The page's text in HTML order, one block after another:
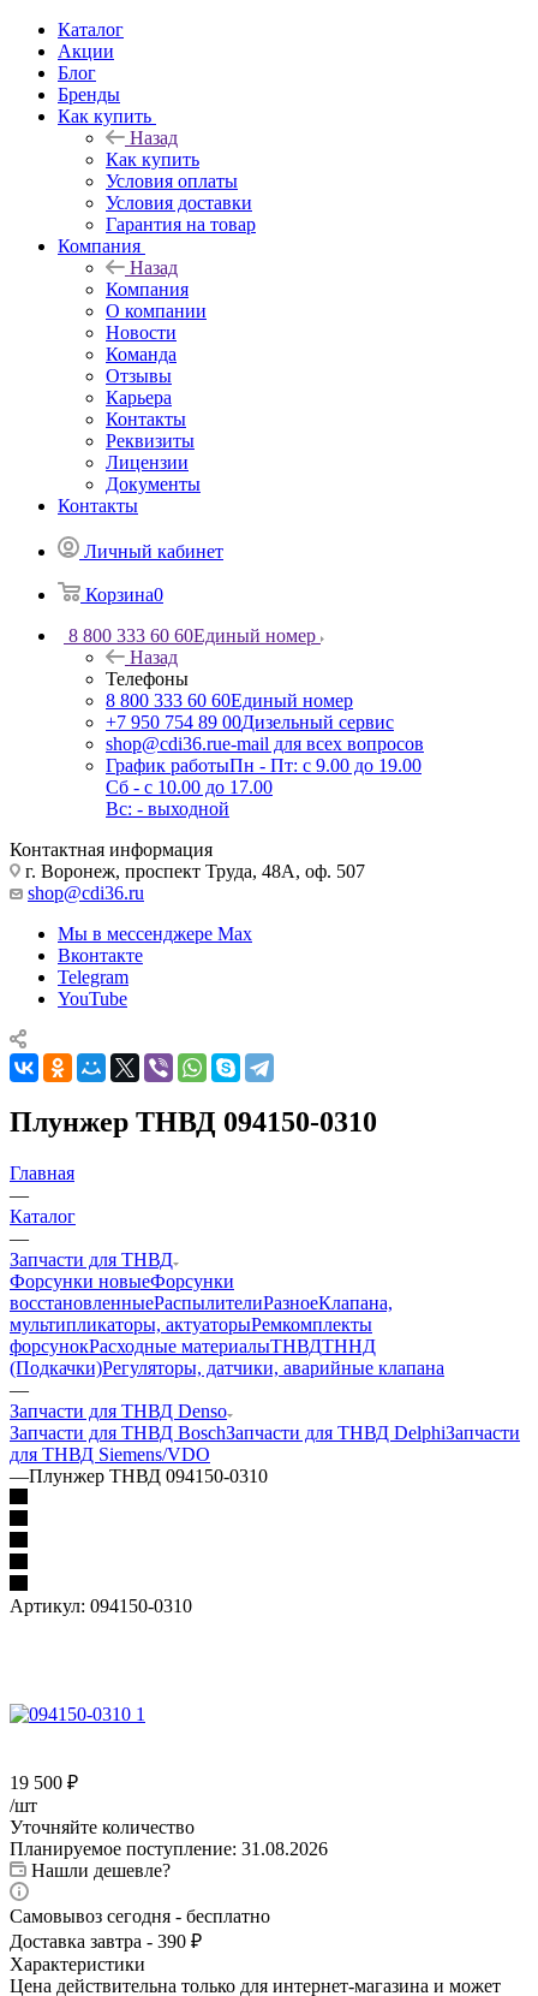
Каталог
Акции
Блог
Бренды
Как купить
Назад
Как купить
Условия оплаты
Условия доставки
Гарантия на товар
Компания
Назад
Компания
О компании
Новости
Команда
Отзывы
Карьера
Контакты
Реквизиты
Лицензии
Документы
Контакты
Личный кабинет
Корзина0
8 800 333 60 60Единый номер
Назад
Телефоны
8 800 333 60 60Единый номер
+7 950 754 89 00Дизельный сервис
shop@cdi36.rue-mail для всех вопросов
График работыПн - Пт: с 9.00 до 19.00
Сб - с 10.00 до 17.00
Вс: - выходной
Контактная информация
г. Воронеж, проспект Труда, 48А, оф. 507
shop@cdi36.ru
Мы в мессенджере Max
Вконтакте
Telegram
YouTube
Плунжер ТНВД 094150-0310
Главная
—
Каталог
—
Запчасти для ТНВД
Форсунки новыеФорсунки
восстановленныеРаспылителиРазноеКлапана,
мультипликаторы, актуаторыРемкомплекты
форсунокРасходные материалыТНВДТННД
(Подкачки)Регуляторы, датчики, аварийные клапана
—
Запчасти для ТНВД Denso
Запчасти для ТНВД BoschЗапчасти для ТНВД DelphiЗапчасти
для ТНВД Siemens/VDO
—Плунжер ТНВД 094150-0310
Артикул: 094150-0310
19 500 ₽
/шт
Уточняйте количество
Планируемое поступление: 31.08.2026
Нашли дешевле?
Самовывоз сегодня - бесплатно
Доставка завтра - 390 ₽
Характеристики
Цена действительна только для интернет-магазина и может